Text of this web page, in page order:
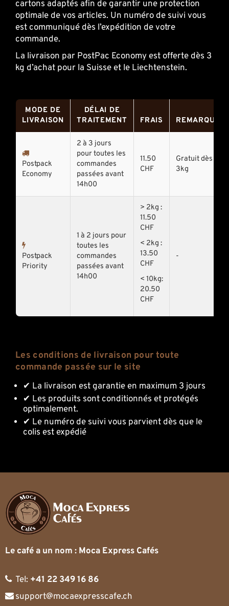
cartons adaptés afin de garantir une protection
optimale de vos articles. Un numéro de suivi vous
est communiqué dès l’expédition de votre
commande.
La livraison par PostPac Economy est offerte dès 3
kg d’achat pour la Suisse et le Liechtenstein.
MODE DE
LIVRAISON
DÉLAI DE
TRAITEMENT
FRAIS REMARQUES
Postpack
Economy
2 à 3 jours
pour toutes les
commandes
passées avant
14h00
11.50
CHF
Gratuit dès
3kg
Postpack
Priority
1 à 2 jours pour
toutes les
commandes
passées avant
14h00
> 2kg :
11.50
CHF
< 2kg :
13.50
CHF
< 10kg:
20.50
CHF
-
Les conditions de livraison pour toute
commande passée sur le site
✔ La livraison est garantie en maximum 3 jours
✔ Les produits sont conditionnés et protégés
optimalement.
✔ Le numéro de suivi vous parvient dès que le
colis est expédié
Le café a un nom : Moca Express Cafés
Tel: +41 22 349 16 86
support@mocaexpresscafe.ch